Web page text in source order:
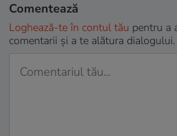
Comentează
Loghează-te în contul tău pentru a
comentarii și a te alătura dialogului.